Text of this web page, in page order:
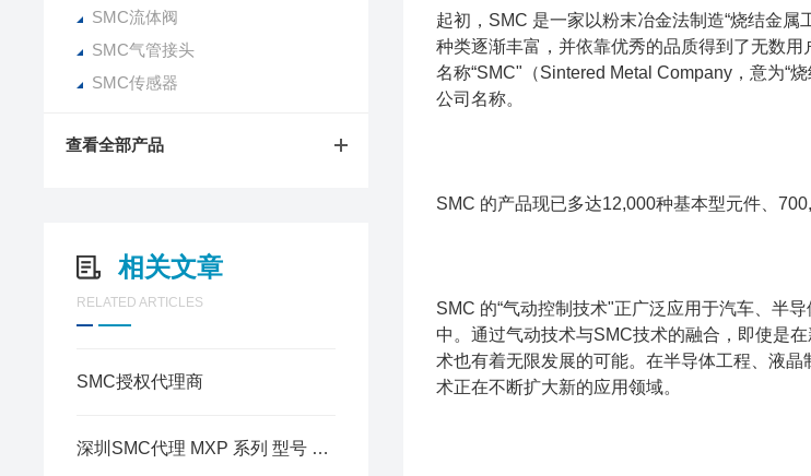
SMC流体阀
SMC气管接头
SMC传感器
查看全部产品
相关文章
RELATED ARTICLES
SMC授权代理商
深圳SMC代理 MXP 系列 型号 小型 气动滑台
起初，SMC 是一家以粉末冶金法制造“烧结金
种类逐渐丰富，并依靠优秀的品质得到了无数
名称“SMC"（Sintered Metal Company，意为“
公司名称。
SMC 的产品现已多达12,000种基本型元件、
SMC 的“气动控制技术"正广泛应用于汽车、半
中。通过气动技术与SMC技术的融合，即使是
术也有着无限发展的可能。在半导体工程、液
术正在不断扩大新的应用领域。